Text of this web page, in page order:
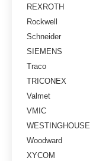
REXROTH
Rockwell
Schneider
SIEMENS
Traco
TRICONEX
Valmet
VMIC
WESTINGHOUSE
Woodward
XYCOM